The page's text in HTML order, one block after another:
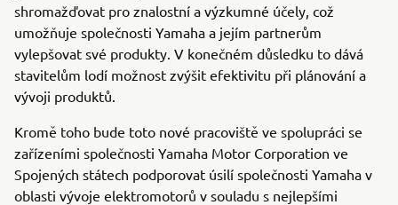
shromažďovat pro znalostní a výzkumné účely, což
umožňuje společnosti Yamaha a jejím partnerům
vylepšovat své produkty. V konečném důsledku to dává
stavitelům lodí možnost zvýšit efektivitu při plánování a
vývoji produktů.
Kromě toho bude toto nové pracoviště ve spolupráci se
zařízeními společnosti Yamaha Motor Corporation ve
Spojených státech podporovat úsilí společnosti Yamaha v
oblasti vývoje elektromotorů v souladu s nejlepšími